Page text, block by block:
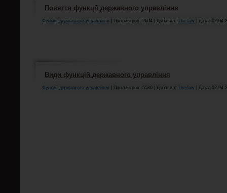
Поняття функції державного управління
Функції державного управління | Просмотров: 2604 | Добавил: The-law | Дата:
Види функцій державного управління
Функції державного управління | Просмотров: 5530 | Добавил: The-law | Дата: